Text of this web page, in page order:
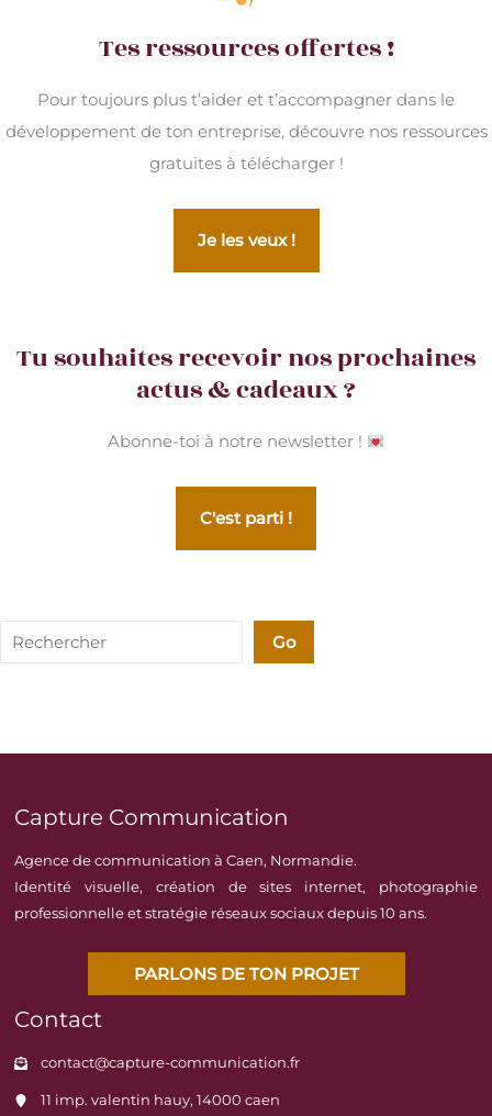
Tes ressources offertes !
Pour toujours plus t’aider et t’accompagner dans le
développement de ton entreprise, découvre nos ressources
gratuites à télécharger !
Je les veux !
Tu souhaites recevoir nos prochaines
actus & cadeaux ?
Abonne-toi à notre newsletter !
C'est parti !
Rechercher Go
Capture Communication
Agence de communication à Caen, Normandie.
Identité visuelle, création de sites internet, photographie
professionnelle et stratégie réseaux sociaux depuis 10 ans.
PARLONS DE TON PROJET
Contact
contact@capture-communication.fr
11 imp. valentin hauy, 14000 caen